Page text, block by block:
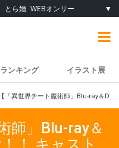
とら婚 WEBオンリー ▼
ランキング イラスト展
【「異世界チート魔術師」Blu-ray＆
師」Blu-ray＆
！ キャスト